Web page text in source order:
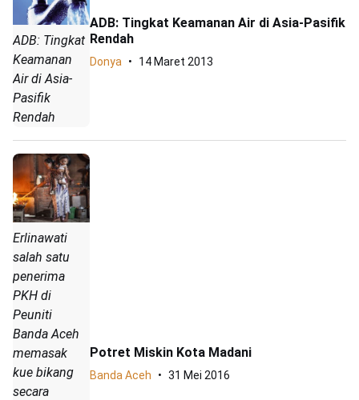
ADB: Tingkat
Keamanan
Air di Asia-
Pasifik
Rendah
ADB: Tingkat Keamanan Air di Asia-Pasifik
Rendah
Donya 14 Maret 2013
Erlinawati
salah satu
penerima
PKH di
Peuniti
Banda Aceh
memasak
kue bikang
secara
Potret Miskin Kota Madani
Banda Aceh 31 Mei 2016